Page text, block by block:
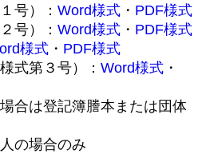
号）： Word様式 ・ PDF様式
号）： Word様式 ・ PDF様式
様式 ・ PDF様式
式第３号）： Word様式 ・
合は登記簿謄本または団体
の場合のみ